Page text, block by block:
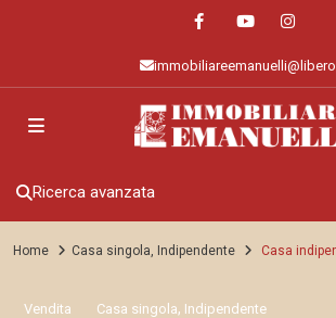
Ricerca avanzata
Home Casa singola, Indipendente Casa
Vendita Casa singola, Indipendente